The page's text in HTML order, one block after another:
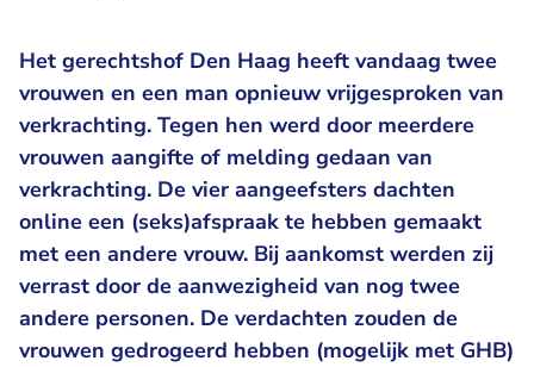
Het gerechtshof Den Haag heeft vandaag twee
vrouwen en een man opnieuw vrijgesproken van
verkrachting. Tegen hen werd door meerdere
vrouwen aangifte of melding gedaan van
verkrachting. De vier aangeefsters dachten
online een (seks)afspraak te hebben gemaakt
met een andere vrouw. Bij aankomst werden zij
verrast door de aanwezigheid van nog twee
andere personen. De verdachten zouden de
vrouwen gedrogeerd hebben (mogelijk met GHB)